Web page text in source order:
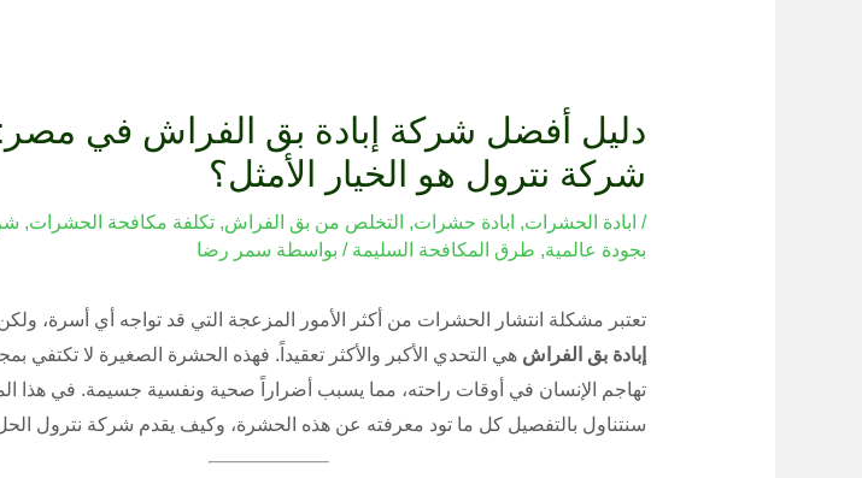
دليل أفضل شركة إبادة بق الفراش في مصر:
شركة نترول هو الخيار الأمثل؟
/ ابادة الحشرات, ابادة حشرات, التخلص من بق الفراش, تكلفة مكافحة الحشرات,
بجودة عالمية, طرق المكافحة السليمة / بواسطة سمر رضا
تعتبر مشكلة انتشار الحشرات من أكثر الأمور المزعجة التي قد تواجه أي أسرة،
إبادة بق الفراش هي التحدي الأكبر والأكثر تعقيداً. فهذه الحشرة الصغيرة لا تكتفي
تهاجم الإنسان في أوقات راحته، مما يسبب أضراراً صحية ونفسية جسيمة. في هذا
سنتناول بالتفصيل كل ما تود معرفته عن هذه الحشرة، وكيف يقدم شركة نترول الحل